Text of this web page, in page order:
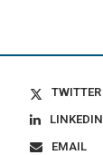
TWITTER
LINKEDIN
EMAIL